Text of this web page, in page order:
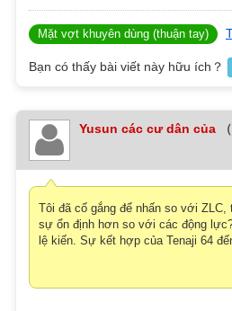
Mặt vợt khuyên dùng (thuận tay)
Bạn có thấy bài viết này hữu ích？
Yusun các cư dân của
Tôi đã cố gắng để nhấn so với ZLC,
sự ổn định hơn so với các động
lệ kiến. Sự kết hợp của Tenaji 64